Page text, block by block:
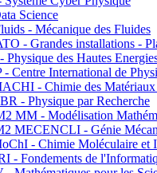
Science
- Mécanique des Fluides
- Grandes installations -
des Hautes
Centre International de
- Chimie des Matériaux
- Physique par Recherche
MM - Modélisation
MECENCLI - Génie
- Chimie Moléculaire et
- Fondements de